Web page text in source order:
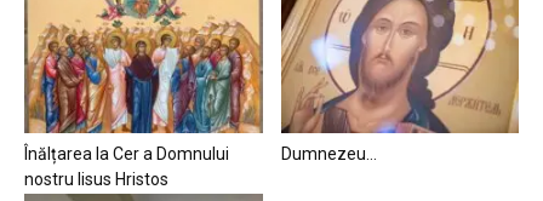
Înălțarea la Cer a Domnului
nostru Iisus Hristos
Dumnezeu…